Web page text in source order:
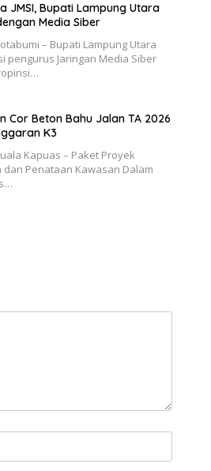
JMSI, Bupati Lampung Utara
Media Siber
– Bupati Lampung Utara
pengurus Jaringan Media Siber
Cor Beton Bahu Jalan TA 2026
K3
Kapuas – Paket Proyek
dan Penataan Kawasan Dalam